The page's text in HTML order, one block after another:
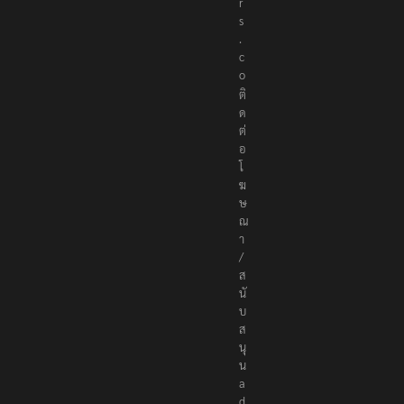
s
.
c
o
ติ
ด
ต่
อ
โ
ฆ
ษ
ณ
า
/
ส
นั
บ
ส
นุ
น
a